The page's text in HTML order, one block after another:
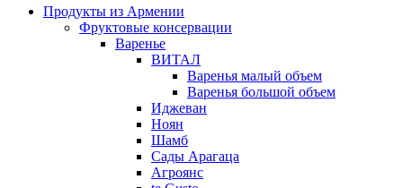
Продукты из Армении
Фруктовые консервации
Варенье
ВИТАЛ
Варенья малый объем
Варенья большой объем
Иджеван
Ноян
Шамб
Сады Арагаца
Агроянс